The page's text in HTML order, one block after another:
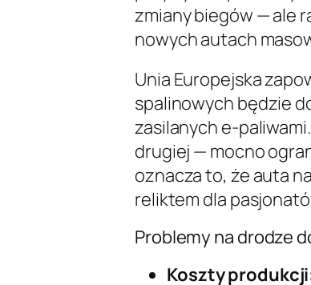
zmiany biegów — ale
nowych autach
Unia Europejska
spalinowych będzie
zasilanych e-
drugiej — mocno
oznacza to, że auta
reliktem dla
Problemy na drodze
Koszty